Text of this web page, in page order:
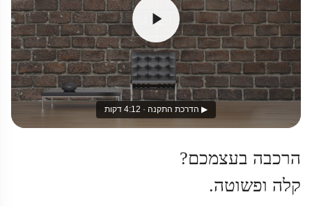
▶ הדרכת התקנה · 4:12 דקות
הרכבה בעצמכם?
קלה ופשוטה.